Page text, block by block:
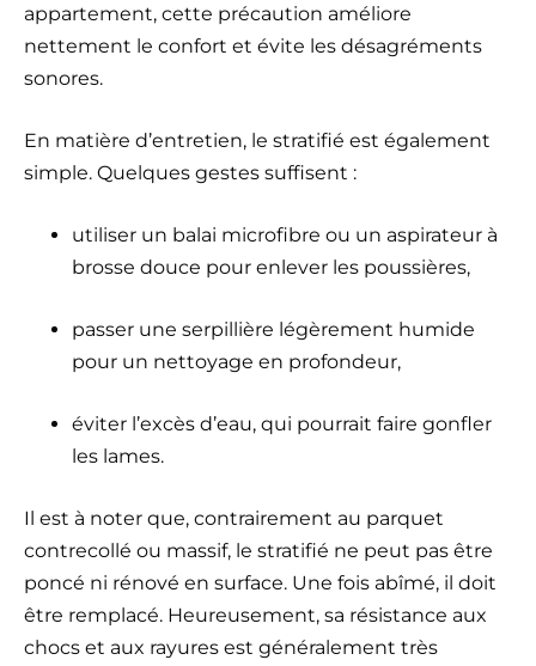
appartement, cette précaution améliore
nettement le confort et évite les désagréments
sonores.
En matière d’entretien, le stratifié est également
simple. Quelques gestes suffisent :
utiliser un balai microfibre ou un aspirateur à
brosse douce pour enlever les poussières,
passer une serpillière légèrement humide
pour un nettoyage en profondeur,
éviter l’excès d’eau, qui pourrait faire gonfler
les lames.
Il est à noter que, contrairement au parquet
contrecollé ou massif, le stratifié ne peut pas être
poncé ni rénové en surface. Une fois abîmé, il doit
être remplacé. Heureusement, sa résistance aux
chocs et aux rayures est généralement très